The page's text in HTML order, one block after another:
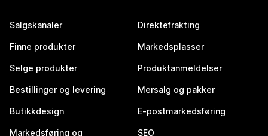
Salgskanaler
Finne produkter
Selge produkter
Bestillinger og levering
Butikkdesign
Markedsføring og
Direktefrakting
Markedsplasser
Produktanmeldelser
Mersalg og pakker
E-postmarkedsføring
SEO